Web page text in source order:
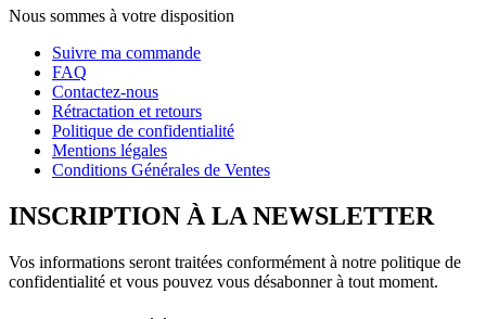
Nous sommes à votre disposition
Suivre ma commande
FAQ
Contactez-nous
Rétractation et retours
Politique de confidentialité
Mentions légales
Conditions Générales de Ventes
INSCRIPTION À LA NEWSLETTER
Vos informations seront traitées conformément à notre politique de
confidentialité et vous pouvez vous désabonner à tout moment.